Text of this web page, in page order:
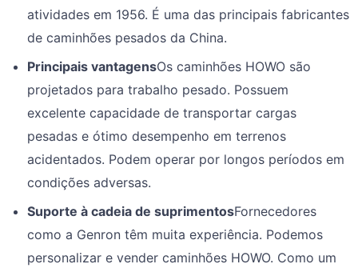
atividades em 1956. É uma das principais fabricantes
de caminhões pesados da China.
Principais vantagensOs caminhões HOWO são
projetados para trabalho pesado. Possuem
excelente capacidade de transportar cargas
pesadas e ótimo desempenho em terrenos
acidentados. Podem operar por longos períodos em
condições adversas.
Suporte à cadeia de suprimentosFornecedores
como a Genron têm muita experiência. Podemos
personalizar e vender caminhões HOWO. Como um